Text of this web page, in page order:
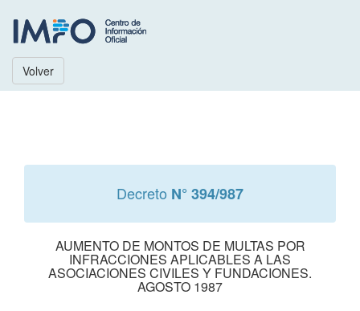
Volver
Decreto N° 394/987
AUMENTO DE MONTOS DE MULTAS POR
INFRACCIONES APLICABLES A LAS
ASOCIACIONES CIVILES Y FUNDACIONES.
AGOSTO 1987